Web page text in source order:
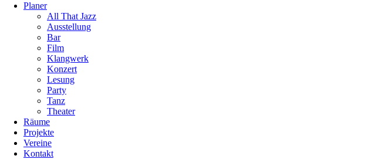
Planer
All That Jazz
Ausstellung
Bar
Film
Klangwerk
Konzert
Lesung
Party
Tanz
Theater
Räume
Projekte
Vereine
Kontakt